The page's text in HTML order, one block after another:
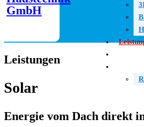
Leistungen
Solar
Energie vom Dach direkt